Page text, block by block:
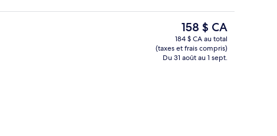
Déjeuner continental servi tous les
Le
prix
actuel
est
158 $ CA
184 $ CA au total
(taxes et frais compris)
Du 31 août au 1 sept.